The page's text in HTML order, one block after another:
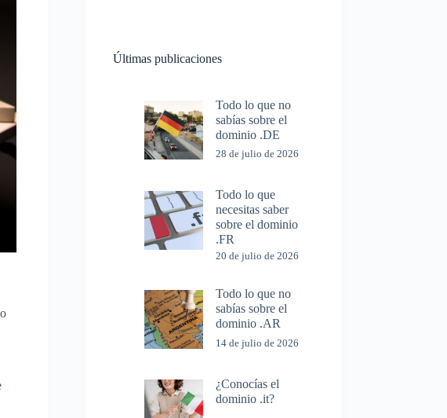
Últimas publicaciones
Todo lo que no
sabías sobre el
dominio .DE
28 de julio de 2026
Todo lo que
necesitas saber
sobre el dominio
.FR
20 de julio de 2026
Todo lo que no
sabías sobre el
dominio .AR
14 de julio de 2026
¿Conocías el
dominio .it?